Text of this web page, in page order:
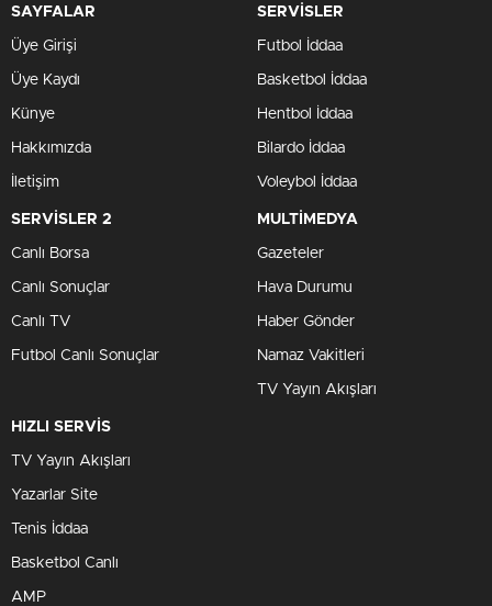
SAYFALAR
Üye Girişi
Üye Kaydı
Künye
Hakkımızda
İletişim
SERVİSLER
Futbol İddaa
Basketbol İddaa
Hentbol İddaa
Bilardo İddaa
Voleybol İddaa
SERVİSLER 2
Canlı Borsa
Canlı Sonuçlar
Canlı TV
Futbol Canlı Sonuçlar
MULTİMEDYA
Gazeteler
Hava Durumu
Haber Gönder
Namaz Vakitleri
TV Yayın Akışları
HIZLI SERVİS
TV Yayın Akışları
Yazarlar Site
Tenis İddaa
Basketbol Canlı
AMP